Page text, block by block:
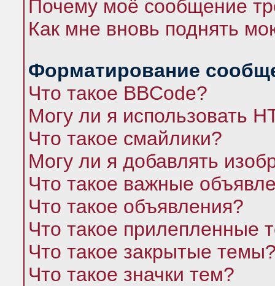
Почему моё сообщение
Как мне вновь поднять
Форматирование
Что такое BBCode?
Могу ли я использовать
Что такое смайлики?
Могу ли я добавлять
Что такое важные
Что такое объявления?
Что такое прилепленные
Что такое закрытые
Что такое значки тем?